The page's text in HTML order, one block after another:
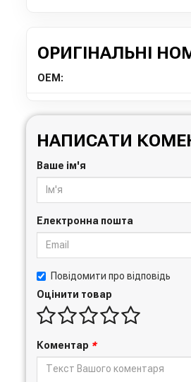
ОРИГІНАЛЬНІ
OEM:
НАПИСАТИ
Ваше ім'я
Електронна пошта
Повідомити про відповідь
Оцінити товар
Коментар *